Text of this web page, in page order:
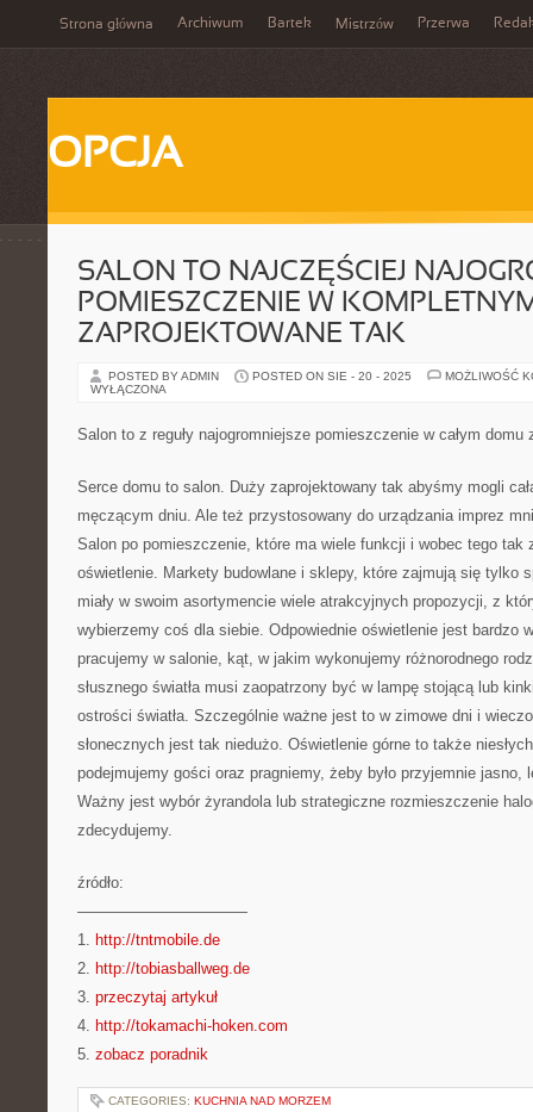
Strona główna Archiwum Bartek Mistrzów Przerwa
OPCJA
SALON TO NAJCZĘŚCIEJ
POMIESZCZENIE W
ZAPROJEKTOWANE TAK
POSTED BY ADMIN POSTED ON SIE - 20 - 2025
MOŻLIWOŚĆ
WYŁĄCZONA
Salon to z reguły najogromniejsze pomieszczenie w całym domu
Serce domu to salon. Duży zaprojektowany tak abyśmy mogli
męczącym dniu. Ale też przystosowany do urządzania imprez
Salon po pomieszczenie, które ma wiele funkcji i wobec tego tak
oświetlenie. Markety budowlane i sklepy, które zajmują się tylko
miały w swoim asortymencie wiele atrakcyjnych propozycji, z
wybierzemy coś dla siebie. Odpowiednie oświetlenie jest bardzo
pracujemy w salonie, kąt, w jakim wykonujemy różnorodnego
słusznego światła musi zaopatrzony być w lampę stojącą lub
ostrości światła. Szczególnie ważne jest to w zimowe dni i
słonecznych jest tak niedużo. Oświetlenie górne to także
podejmujemy gości oraz pragniemy, żeby było przyjemnie jasno,
Ważny jest wybór żyrandola lub strategiczne rozmieszczenie
zdecydujemy.
źródło:
———————————
1. http://tntmobile.de
2. http://tobiasballweg.de
3. przeczytaj artykuł
4. http://tokamachi-hoken.com
5. zobacz poradnik
CATEGORIES: KUCHNIA NAD MORZEM